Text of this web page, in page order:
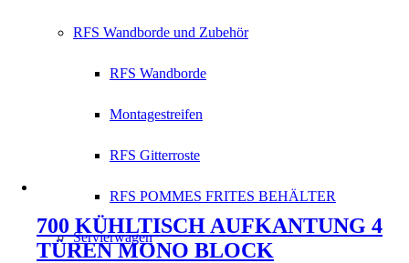
RFS Wandborde und Zubehör
RFS Wandborde
Montagestreifen
RFS Gitterroste
RFS POMMES FRITES BEHÄLTER
Servierwagen
700 KÜHLTISCH AUFKANTUNG 4
TÜREN MONO BLOCK